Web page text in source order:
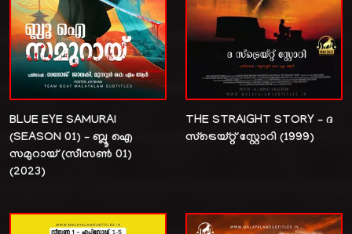
BLUE EYE SAMURAI
(SEASON 01) – ബ്ലൂ ഐ
സമുറായ് (സീസൺ 01)
(2023)
THE STRAIGHT STORY – ദ
സ്‌ട്രെയ്റ്റ് സ്റ്റോറി (1999)